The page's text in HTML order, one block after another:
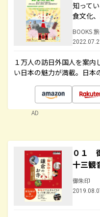
知って
食文化
BOOKS
１万人の訪日外国人を案
い日本の魅力が満載。日本
AD
０１
十三
御朱印